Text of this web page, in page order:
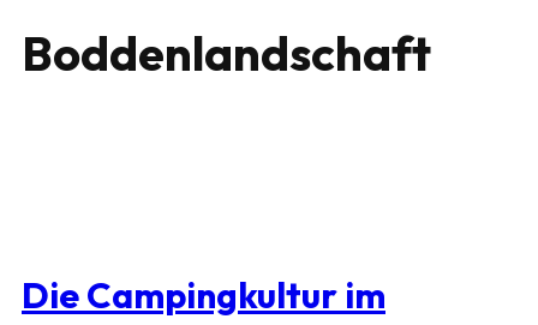
Boddenlandschaft
Die Campingkultur im